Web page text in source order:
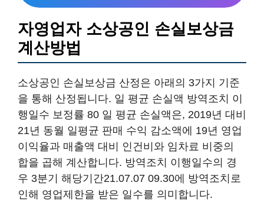
자영업자 소상공인 손실보상금
계산방법
소상공인 손실보상금 산정은 아래의 3가지 기준
을 통해 산정됩니다. 일 평균 손실액 방역조치 이
행일수 보정률 80 일 평균 손실액은, 2019년 대비
21년 동월 일평균 판매 수익 감소액에 19년 영업
이익율과 매출액 대비 인건비와 임차료 비중의
합을 곱해 계산합니다. 방역조치 이행일수의 경
우 3분기 해당기간21.07.07 09.30에 방역조치로
인해 영업제한을 받은 일수를 의미합니다.